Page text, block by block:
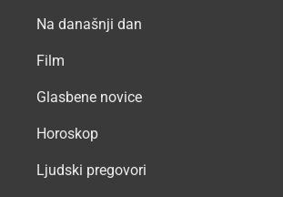
Na današnji dan
Film
Glasbene novice
Horoskop
Ljudski pregovori